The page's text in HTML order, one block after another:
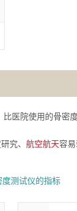
医院使用的骨密
究、 航空航天容
度测试仪的指标